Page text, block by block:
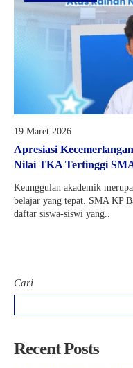
SNBP
19 Maret 2026
Apresiasi
Nilai TKA Tertinggi
Keunggulan akademik
belajar yang tepat. SMA KP
daftar siswa-siswi yang..
Cari
Recent Posts